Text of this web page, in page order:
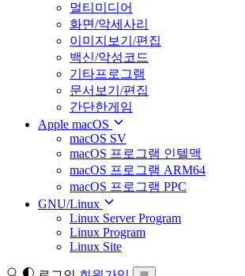
멀티미디어
화면/악세사리
이미지보기/편집
백신/악성코드
기타프로그램
문서보기/편집
간단한게임
Apple macOS
macOS SV
macOS 프로그램 인텔맥
macOS 프로그램 ARM64
macOS 프로그램 PPC
GNU/Linux
Linux Server Program
Linux Program
Linux Site